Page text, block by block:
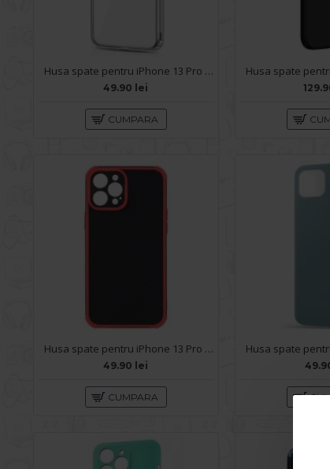
Husa spate pentru iPhone 13 Pro - Protect+
49.90 lei
CUMPARA
Husa spate pentru iPhone 13 Pro - Zip Case Rosu
49.90 lei
CUMPARA